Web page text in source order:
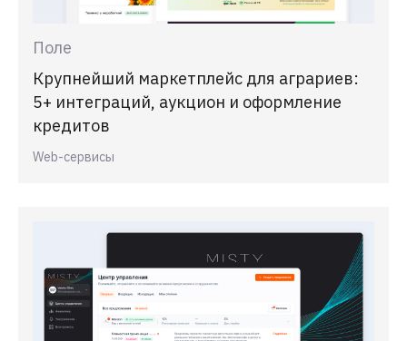
Поле
Крупнейший маркетплейс для аграриев:
5+ интеграций, аукцион и оформление
кредитов
Web-сервисы